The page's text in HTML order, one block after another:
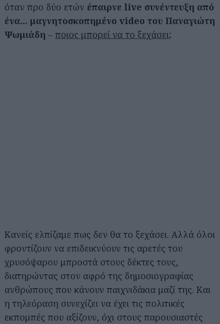
όταν προ δύο ετών έπαιρνε live συνέντευξη από
ένα... μαγνητοσκοπημένο video του Παναγιώτη
Ψωμιάδη – ποιος μπορεί να το ξεχάσει;
Κανείς ελπίζαμε πως δεν θα το ξεχάσει. Αλλά όλοι
φροντίζουν να επιδεικνύουν τις αρετές του
χρυσόψαρου μπροστά στους δέκτες τους,
διατηρώντας στον αφρό της δημοσιογραφίας
ανθρώπους που κάνουν παιχνιδάκια μαζί της. Και
η τηλεόραση συνεχίζει να έχει τις πολιτικές
εκπομπές που αξίζουν, όχι στους παρουσιαστές